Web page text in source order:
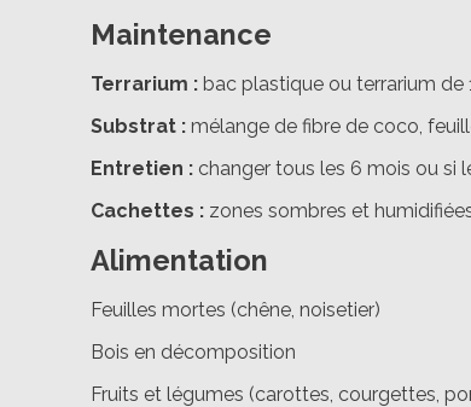
Maintenance
Terrarium : bac plastique ou terrarium de
Substrat : mélange de fibre de coco,
Entretien : changer tous les 6 mois ou si
Cachettes : zones sombres et
Alimentation
Feuilles mortes (chêne, noisetier)
Bois en décomposition
Fruits et légumes (carottes, courgettes,